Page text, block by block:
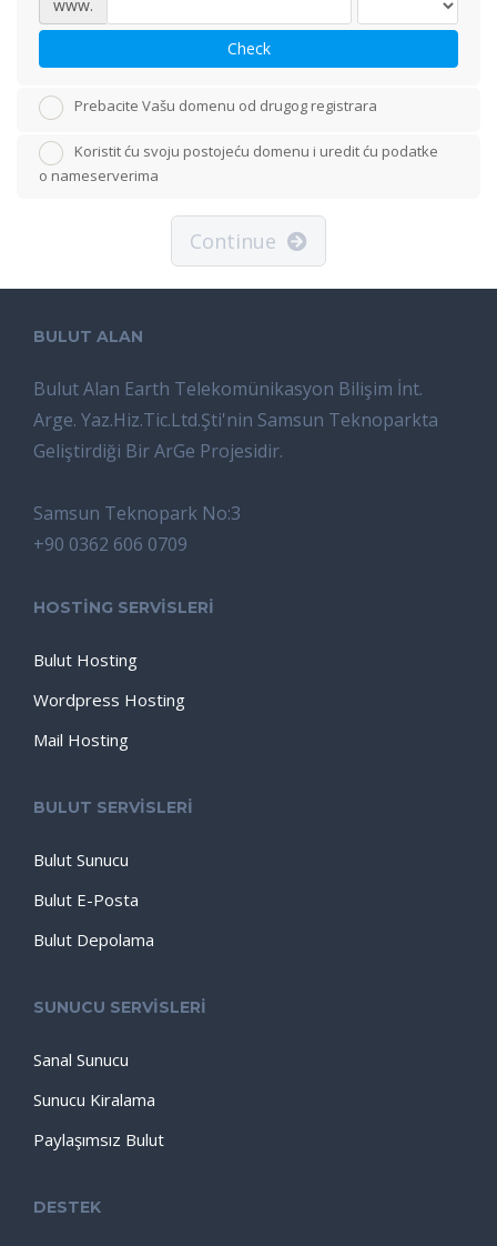
www.
Check
Prebacite Vašu domenu od drugog registrara
Koristit ću svoju postojeću domenu i uredit ću podatke
o nameserverima
BULUT ALAN
Bulut Alan Earth Telekomünikasyon Bilişim İnt.
Arge. Yaz.Hiz.Tic.Ltd.Şti'nin Samsun Teknoparkta
Geliştirdiği Bir ArGe Projesidir.
Samsun Teknopark No:3
+90 0362 606 0709
HOSTİNG SERVİSLERİ
Bulut Hosting
Wordpress Hosting
Mail Hosting
BULUT SERVİSLERİ
Bulut Sunucu
Bulut E-Posta
Bulut Depolama
SUNUCU SERVİSLERİ
Sanal Sunucu
Sunucu Kiralama
Paylaşımsız Bulut
DESTEK